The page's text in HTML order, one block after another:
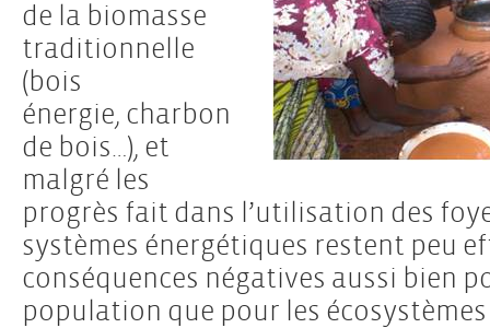
de la biomasse
traditionnelle
(bois
énergie, charbon
de bois…), et
malgré les
progrès fait dans l’utilisation des
systèmes énergétiques restent peu
conséquences négatives aussi bien
population que pour les